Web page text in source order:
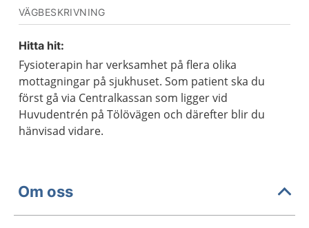
VÄGBESKRIVNING
Hitta hit:
Fysioterapin har verksamhet på flera olika
mottagningar på sjukhuset. Som patient ska du
först gå via Centralkassan som ligger vid
Huvudentrén på Tölövägen och därefter blir du
hänvisad vidare.
Om oss